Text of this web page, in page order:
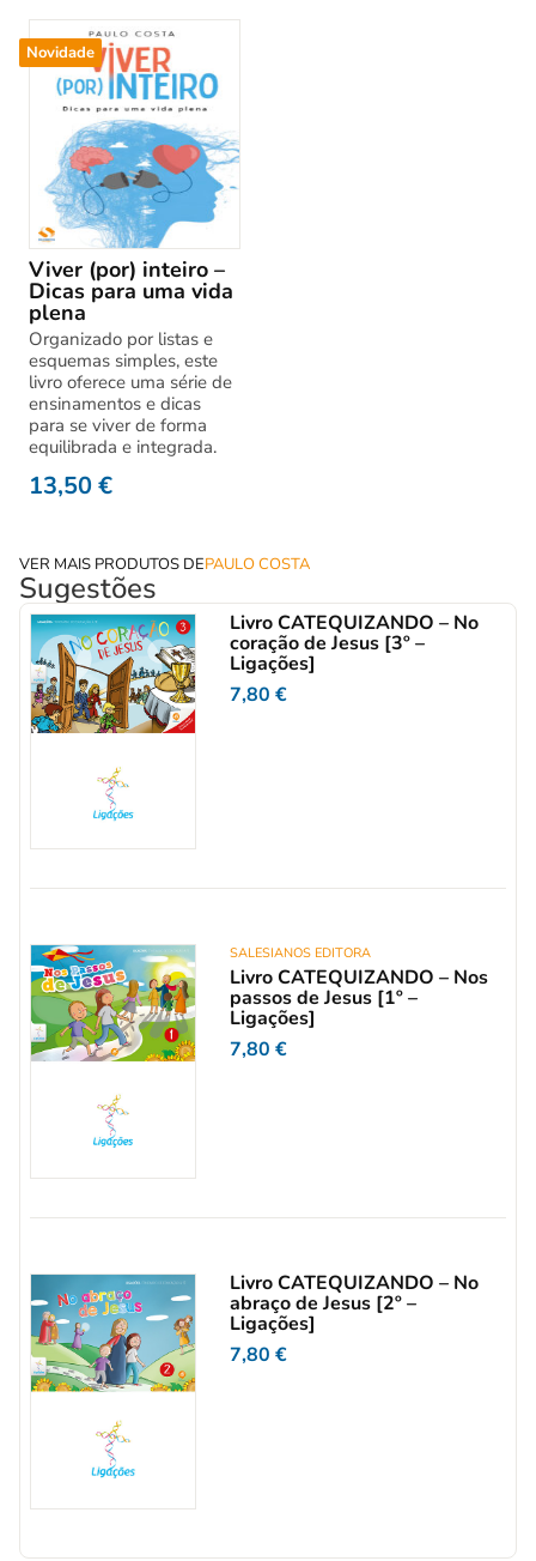
Novidade
Viver (por) inteiro –
Dicas para uma vida
plena
Organizado por listas e
esquemas simples, este
livro oferece uma série de
ensinamentos e dicas
para se viver de forma
equilibrada e integrada.
13,50€
VER MAIS PRODUTOS DEPAULO COSTA
Sugestões
Livro CATEQUIZANDO – No
coração de Jesus [3º –
Ligações]
7,80€
SALESIANOS EDITORA
Livro CATEQUIZANDO – Nos
passos de Jesus [1º –
Ligações]
7,80€
Livro CATEQUIZANDO – No
abraço de Jesus [2º –
Ligações]
7,80€